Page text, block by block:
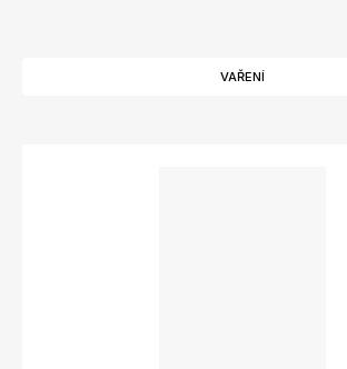
VAŘENÍ